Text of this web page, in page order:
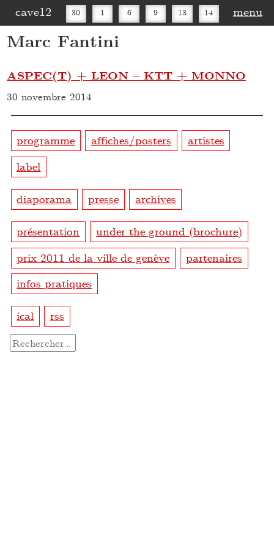
cave12 30 1 6 9 13 14
20
menu
Marc Fantini
ASPEC(T) + LEON – KTT + MONNO
30 novembre 2014
programme affiches/posters
artistes
label
diaporama presse archives
présentation
under the ground (brochure)
prix 2011 de la ville de genève
partenaires
infos pratiques
ical rss
Rechercher :